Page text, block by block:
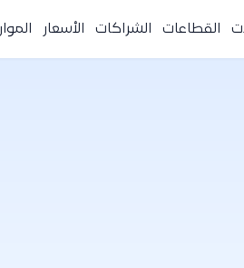
القطاعات الشراكات الأسعار